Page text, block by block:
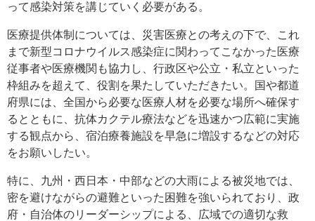
って感染対策を講じていく必要がある。
医療提供体制については、災害医療との考えの下で、これ
まで新型コロナウイルス感染症に関わってこなかった医療
従事者や医療機関も協力し、行政区や公立・私立といった
枠組みを超えて、役割を果たしていただきたい。国や都道
府県には、全国から必要な医療人材を必要な場所へ確保す
るとともに、抗体カクテル療法などを迅速かつ広範に実施
する観点から、宿泊療養施設を早急に増設するなどの対応
をお願いしたい。
特に、九州・西日本・中部などの大雨による被災地では、
密を避けながらの避難といった困難を強いられており、政
府・自治体のリーダーシップによる、広域での適切な救